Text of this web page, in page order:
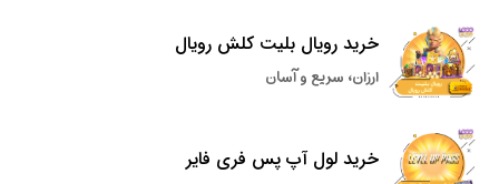
خرید رویال بلیت کلش رویال
ارزان، سریع و آسان
خرید لول آپ پس فری فایر